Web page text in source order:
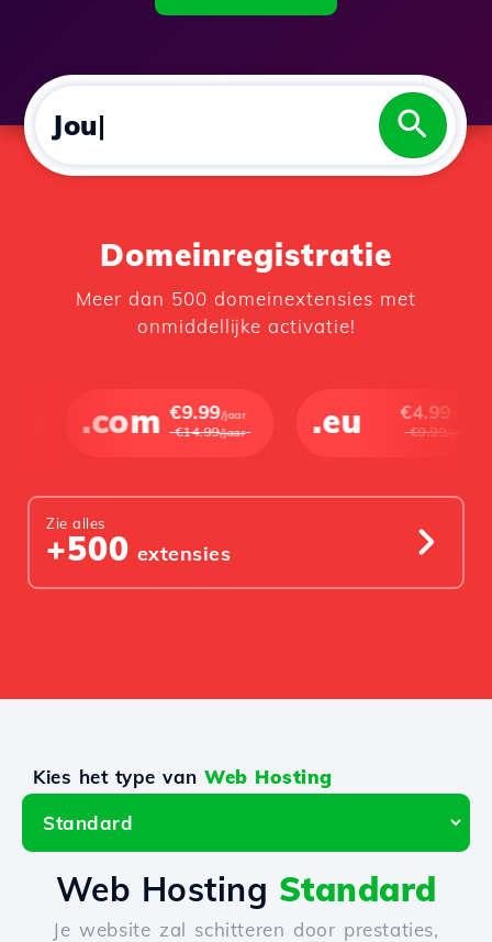
JOUW
Domeinregistratie
Meer dan 500 domeinextensies met
onmiddellijke activatie!
.com €9.99/jaar
€14.99/jaar .eu €4.99/jaar
€9.99 /jaar
Zie alles
+500 extensies
Kies het type van Web Hosting
Web Hosting Standard
Je website zal schitteren door prestaties,